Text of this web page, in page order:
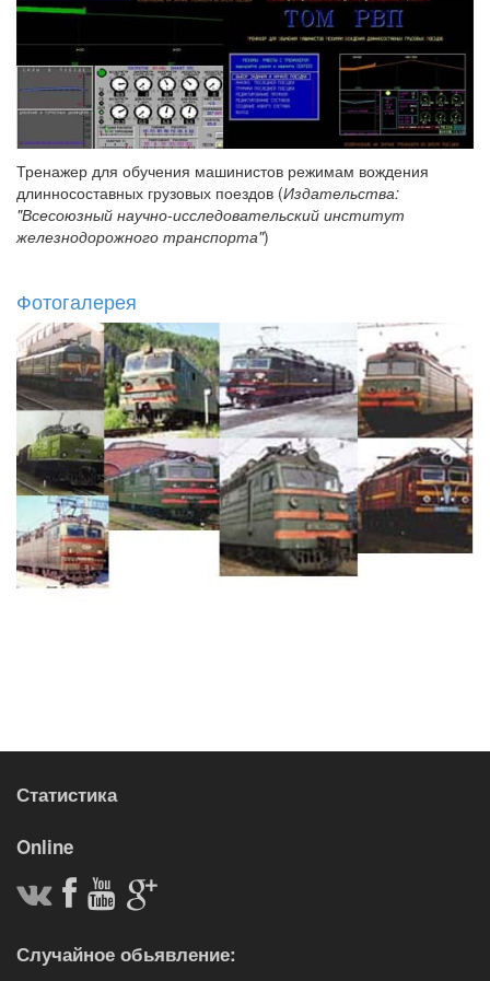
Тренажер для обучения машинистов режимам вождения
длинносоставных грузовых поездов (Издательства:
"Всесоюзный научно-исследовательский институт
железнодорожного транспорта")
Фотогалерея
Статистика
Online
Случайное обьявление: